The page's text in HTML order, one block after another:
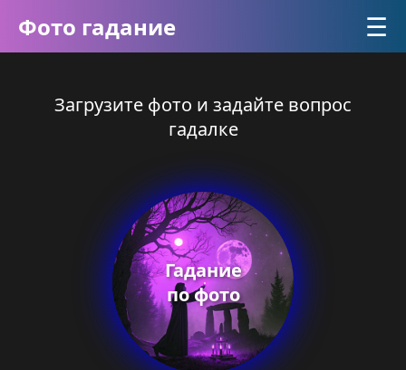
Фото гадание ☰
Загрузите фото и задайте вопрос
гадалке
Гадание
по фото